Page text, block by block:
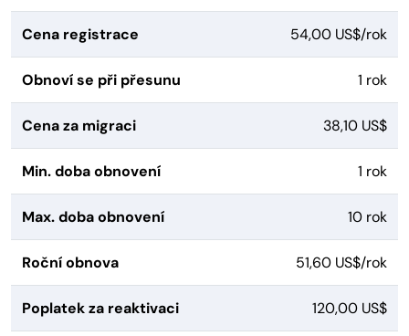
Cena registrace 54,00 US$/rok
Obnoví se při přesunu 1 rok
Cena za migraci 38,10 US$
Min. doba obnovení 1 rok
Max. doba obnovení 10 rok
Roční obnova 51,60 US$/rok
Poplatek za reaktivaci 120,00 US$